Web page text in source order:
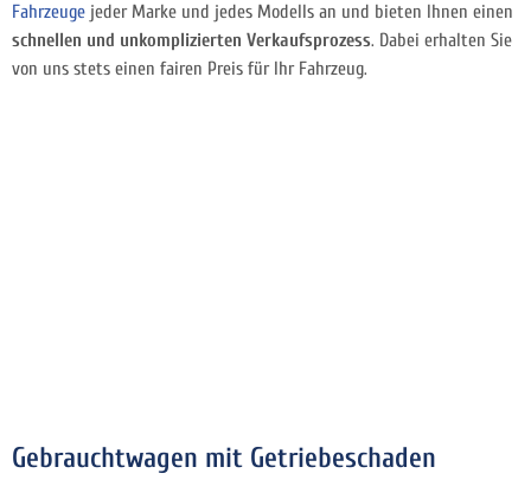
Fahrzeuge jeder Marke und jedes Modells an und bieten Ihnen einen
schnellen und unkomplizierten Verkaufsprozess. Dabei erhalten Sie
von uns stets einen fairen Preis für Ihr Fahrzeug.
Gebrauchtwagen mit Getriebeschaden